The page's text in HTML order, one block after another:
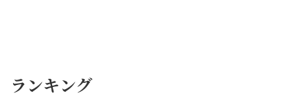
ランキング